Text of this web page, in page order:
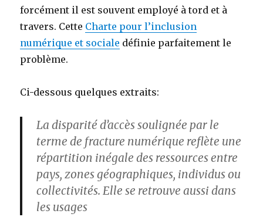
forcément il est souvent employé à tord et à
travers. Cette Charte pour l’inclusion
numérique et sociale définie parfaitement le
problème.
Ci-dessous quelques extraits:
La disparité d’accès soulignée par le
terme de fracture numérique reflète une
répartition inégale des ressources entre
pays, zones géographiques, individus ou
collectivités. Elle se retrouve aussi dans
les usages